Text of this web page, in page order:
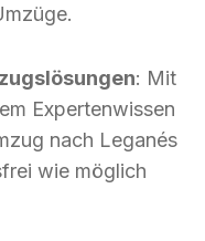
: Mit
Expertenwissen
nach Leganés
wie möglich